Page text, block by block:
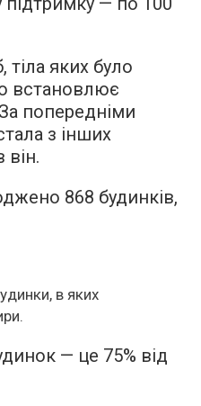
яких було
встановлює
попередніми
з інших
він.
868 будинків,
в яких
— це 75% від